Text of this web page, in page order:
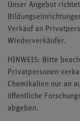
Unser Angebot
Verkauf an
Wiederverkäufer.
HINWEIS: Bitte
Privatpersonen
Chemikalien nur an
öffentliche
abgeben.